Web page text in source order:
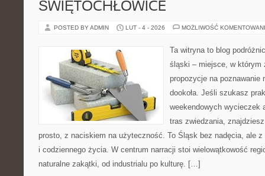
ŚWIĘTOCHŁOWICE
POSTED BY ADMIN LUT - 4 - 2026 MOŻLIWOŚĆ
Ta witryna to blog
śląski – miejsce, w którym
propozycje na poznawanie
dookoła. Jeśli szukasz
weekendowych wycieczek
tras zwiedzania,
prosto, z naciskiem na użyteczność. To Śląsk bez nadęcia, ale
i codziennego życia. W centrum narracji stoi wielowątkowość
naturalne zakątki, od industrialu po kulturę. […]